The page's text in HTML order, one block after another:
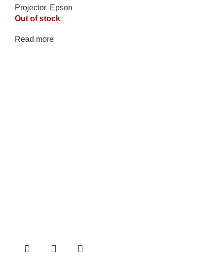
Projector, Epson
Out of stock
Read more